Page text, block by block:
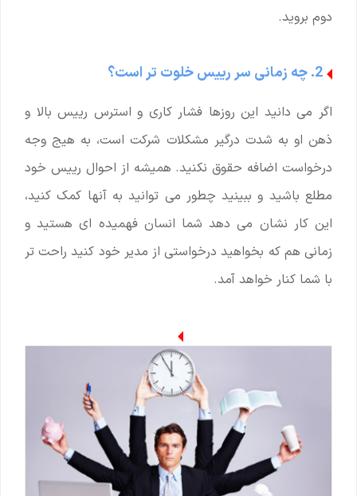
دوم بروید.
2. چه زمانی سر رییس خلوت تر است؟
اگر می دانید این روزها فشار کاری و استرس رییس بالا و
ذهن او به شدت درگیر مشکلات شرکت است، به هیج وجه
درخواست اضافه حقوق نکنید. همیشه از احوال رییس خود
مطلع باشید و ببینید چطور می توانید به آنها کمک کنید،
این کار نشان می دهد شما انسان فهمیده ای هستید و
زمانی هم که بخواهید درخواستی از مدیر خود کنید راحت تر
با شما کنار خواهد آمد.